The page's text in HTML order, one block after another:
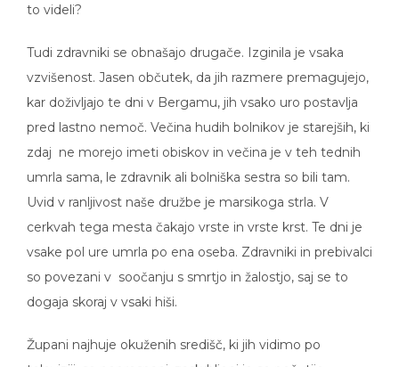
vzvišenost. Jasen občutek, da jih razmere premagujejo,
kar doživljajo te dni v Bergamu, jih vsako uro postavlja
pred lastno nemoč. Večina hudih bolnikov je starejših, ki
zdaj ne morejo imeti obiskov in večina je v teh tednih
umrla sama, le zdravnik ali bolniška sestra so bili tam.
cerkvah tega mesta čakajo vrste in vrste krst. Te dni je
vsake pol ure umrla po ena oseba. Zdravniki in prebivalci
so povezani v soočanju s smrtjo in žalostjo, saj se to
dogaja skoraj v vsaki hiši.
televiziji, so neprespani, zaskrbljeni in se počutijo